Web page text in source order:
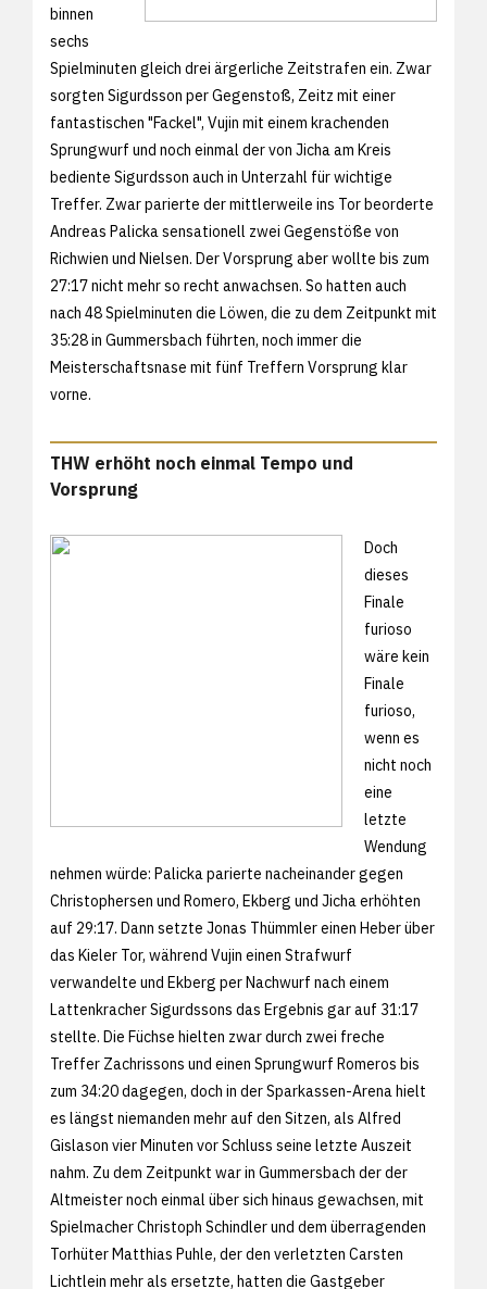
binnen
sechs
Spielminuten gleich drei ärgerliche Zeitstrafen ein. Zwar
sorgten Sigurdsson per Gegenstoß, Zeitz mit einer
fantastischen "Fackel", Vujin mit einem krachenden
Sprungwurf und noch einmal der von Jicha am Kreis
bediente Sigurdsson auch in Unterzahl für wichtige
Treffer. Zwar parierte der mittlerweile ins Tor beorderte
Andreas Palicka sensationell zwei Gegenstöße von
Richwien und Nielsen. Der Vorsprung aber wollte bis zum
27:17 nicht mehr so recht anwachsen. So hatten auch
nach 48 Spielminuten die Löwen, die zu dem Zeitpunkt mit
35:28 in Gummersbach führten, noch immer die
Meisterschaftsnase mit fünf Treffern Vorsprung klar
vorne.
THW erhöht noch einmal Tempo und
Vorsprung
Doch
dieses
Finale
furioso
wäre kein
Finale
furioso,
wenn es
nicht noch
eine
letzte
Wendung
nehmen würde: Palicka parierte nacheinander gegen
Christophersen und Romero, Ekberg und Jicha erhöhten
auf 29:17. Dann setzte Jonas Thümmler einen Heber über
das Kieler Tor, während Vujin einen Strafwurf
verwandelte und Ekberg per Nachwurf nach einem
Lattenkracher Sigurdssons das Ergebnis gar auf 31:17
stellte. Die Füchse hielten zwar durch zwei freche
Treffer Zachrissons und einen Sprungwurf Romeros bis
zum 34:20 dagegen, doch in der Sparkassen-Arena hielt
es längst niemanden mehr auf den Sitzen, als Alfred
Gislason vier Minuten vor Schluss seine letzte Auszeit
nahm. Zu dem Zeitpunkt war in Gummersbach der der
Altmeister noch einmal über sich hinaus gewachsen, mit
Spielmacher Christoph Schindler und dem überragenden
Torhüter Matthias Puhle, der den verletzten Carsten
Lichtlein mehr als ersetzte, hatten die Gastgeber